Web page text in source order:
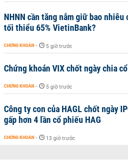
NHNN cần tăng nắm giữ bao nhiêu
tối thiểu 65% VietinBank?
CHỨNG KHOÁN - 5 giờ trước
Chứng khoán VIX chốt ngày chia
CHỨNG KHOÁN - 5 giờ trước
Công ty con của HAGL chốt ngày
gấp hơn 4 lần cổ phiếu HAG
CHỨNG KHOÁN - 13 giờ trước